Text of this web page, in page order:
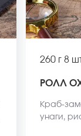
260 г 8
РОЛЛ
Краб-
унаги,